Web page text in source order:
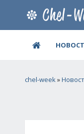
chel-week»